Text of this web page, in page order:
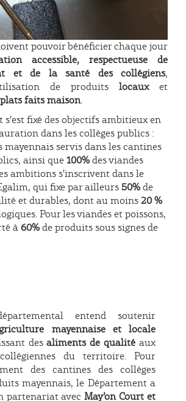
pouvoir bénéficier chaque jour
accessible, respectueuse de
et de la santé des collégiens,
de produits locaux et
plats faits maison.
s'est fixé des objectifs ambitieux en
dans les collèges publics :
mayennais servis dans les cantines
ainsi que100%des viandes
ambitions s'inscrivent dans le
qui fixe par ailleurs50%de
et durables, dont au moins20 %
Pour les viandes et poissons,
à60%de produits sous signes de
entend soutenir
mayennaise et locale
desaliments de qualité aux
du territoire. Pour
des cantines des collèges
mayennais, le Département a
partenariat avecMay’on Court et